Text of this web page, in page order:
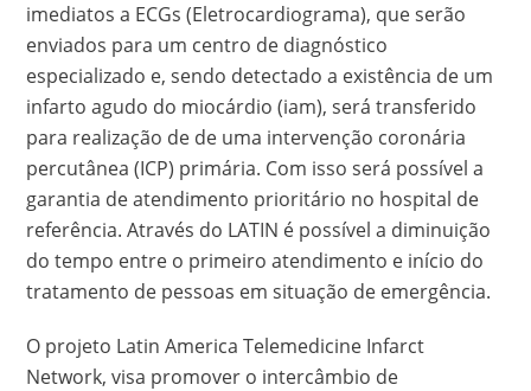
imediatos a ECGs (Eletrocardiograma), que serão
enviados para um centro de diagnóstico
especializado e, sendo detectado a existência de um
infarto agudo do miocárdio (iam), será transferido
para realização de de uma intervenção coronária
percutânea (ICP) primária. Com isso será possível a
garantia de atendimento prioritário no hospital de
referência. Através do LATIN é possível a diminuição
do tempo entre o primeiro atendimento e início do
tratamento de pessoas em situação de emergência.
O projeto Latin America Telemedicine Infarct
Network, visa promover o intercâmbio de